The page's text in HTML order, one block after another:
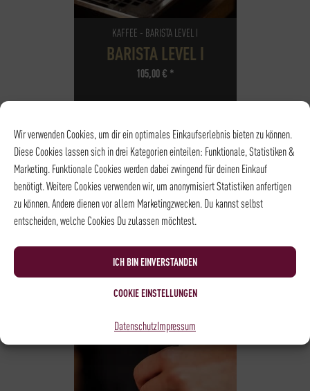
Wir verwenden Cookies, um dir ein optimales Einkaufserlebnis bieten zu können.
Diese Cookies lassen sich in drei Kategorien einteilen: Funktionale, Statistiken &
Marketing. Funktionale Cookies werden dabei zwingend für deinen Einkauf
benötigt. Weitere Cookies verwenden wir, um anonymisiert Statistiken anfertigen
zu können. Andere dienen vor allem Marketingzwecken. Du kannst selbst
entscheiden, welche Cookies Du zulassen möchtest.
ICH BIN EINVERSTANDEN
COOKIE EINSTELLUNGEN
DatenschutzImpressum
KAFFEE - BARISTA LEVEL I
BARISTA LEVEL I
105,00€ *
DATUM 28.09.2026
UHRZEIT 18:15 - 21:15
ORT Rösterei und
Kaffeehaus